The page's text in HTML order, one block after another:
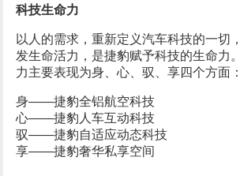
科技生命力
以人的需求，重新定义汽车科技的一切
发生命活力，是捷豹赋予科技的生命力
力主要表现为身、心、驭、享四个方面：
身——捷豹全铝航空科技
心——捷豹人车互动科技
驭——捷豹自适应动态科技
享——捷豹奢华私享空间